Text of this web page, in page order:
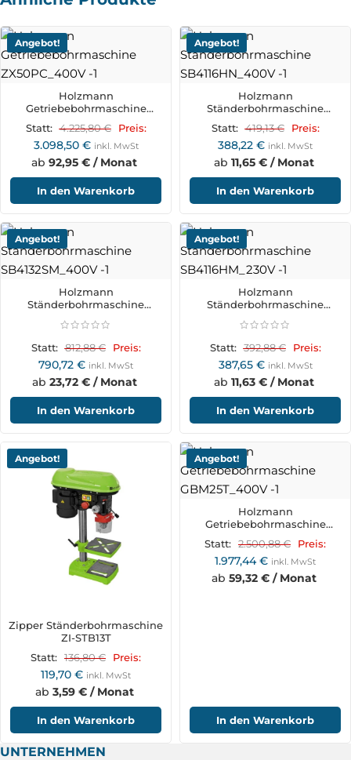
Angebot!
Holzmann
Getriebebohrmaschine
Statt: 4.225,80€ Preis:
3.098,50 € inkl. MwSt
ab 92,95 € / Monat
In den Warenkorb
Angebot!
Holzmann
Ständerbohrmaschine
Statt: 419,13€ Preis:
388,22 € inkl. MwSt
ab 11,65 € / Monat
In den Warenkorb
Angebot!
Holzmann
Ständerbohrmaschine
Statt: 812,88€ Preis:
790,72 € inkl. MwSt
ab 23,72 € / Monat
In den Warenkorb
Angebot!
Holzmann
Ständerbohrmaschine
Statt: 392,88€ Preis:
387,65 € inkl. MwSt
ab 11,63 € / Monat
In den Warenkorb
Angebot!
Zipper Ständerbohrmaschine
ZI-STB13T
Statt: 136,80€ Preis:
119,70 € inkl. MwSt
ab 3,59 € / Monat
In den Warenkorb
Angebot!
Holzmann
Getriebebohrmaschine
Statt: 2.500,88€ Preis:
1.977,44€ inkl. MwSt
ab 59,32 € / Monat
In den Warenkorb
UNTERNEHMEN